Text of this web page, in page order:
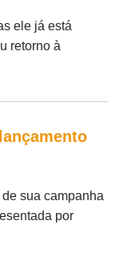
ele já está
retorno à
sua campanha
por